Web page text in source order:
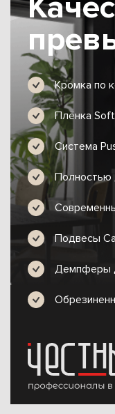
Кромка по
Плёнка
Система
Полностью
Подвесы
Демпферы